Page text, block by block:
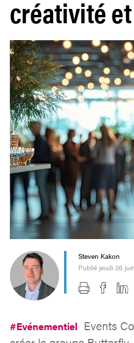
créativité
Steven Kakon
Publié jeudi 26
#Evénementiel Events